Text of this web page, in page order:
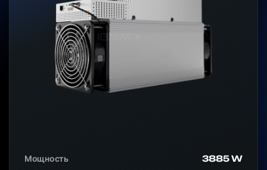
Мощность
3885 W